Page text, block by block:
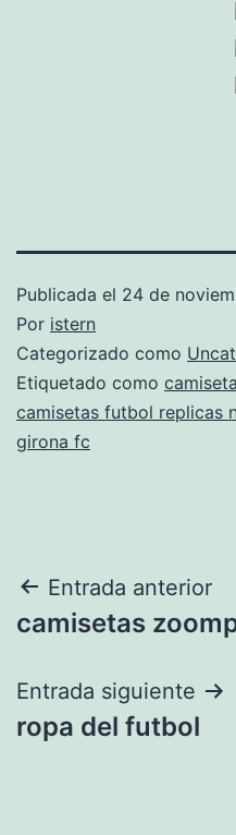
Publicada el 24 de
Por istern
Categorizado como
Etiquetado como
camisetas futbol replicas
girona fc
Navegación
de
entradas
Entrada anterior
camisetas
Entrada siguiente
ropa del futbol